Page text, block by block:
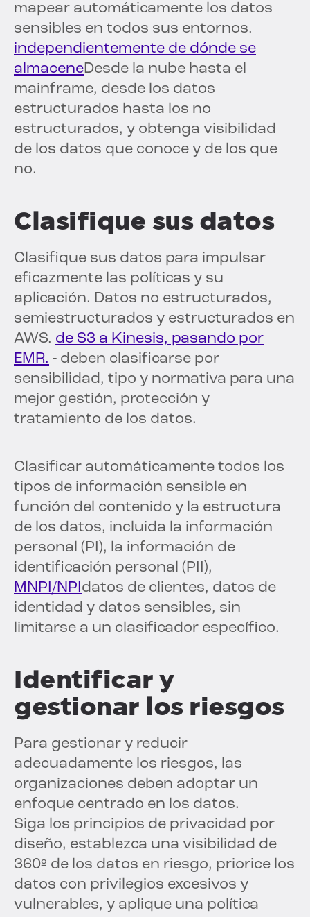
mapear automáticamente los datos
sensibles en todos sus entornos.
independientemente de dónde se
almaceneDesde la nube hasta el
mainframe, desde los datos
estructurados hasta los no
estructurados, y obtenga visibilidad
de los datos que conoce y de los que
no.
Clasifique sus datos
Clasifique sus datos para impulsar
eficazmente las políticas y su
aplicación. Datos no estructurados,
semiestructurados y estructurados en
AWS. de S3 a Kinesis, pasando por
EMR. - deben clasificarse por
sensibilidad, tipo y normativa para una
mejor gestión, protección y
tratamiento de los datos.
Clasificar automáticamente todos los
tipos de información sensible en
función del contenido y la estructura
de los datos, incluida la información
personal (PI), la información de
identificación personal (PII),
MNPI/NPIdatos de clientes, datos de
identidad y datos sensibles, sin
limitarse a un clasificador específico.
Identificar y
gestionar los riesgos
Para gestionar y reducir
adecuadamente los riesgos, las
organizaciones deben adoptar un
enfoque centrado en los datos.
Siga los principios de privacidad por
diseño, establezca una visibilidad de
360º de los datos en riesgo, priorice los
datos con privilegios excesivos y
vulnerables, y aplique una política